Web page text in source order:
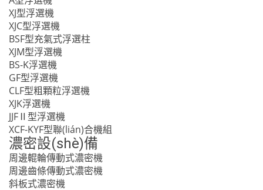
XJ型浮選機
XJC型浮選機
BSF型充氣式浮選柱
XJM型浮選機
BS-K浮選機
GF型浮選機
CLF型粗顆粒浮選機
XJK浮選機
JJFⅡ型浮選機
XCF-KYF型聯(lián)合機組
濃密設(shè)備
周邊輥輪傳動式濃密機
周邊齒條傳動式濃密機
斜板式濃密機